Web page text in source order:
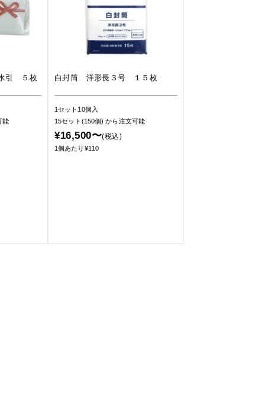
引 ５枚
能
白封筒 洋形長３号 １５枚
1セット10個入
15セット(150個)から注文可能
¥16,500〜(税込)
1個あたり¥110